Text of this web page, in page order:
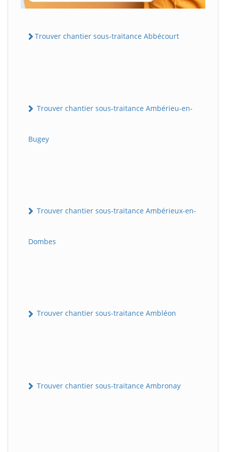
Trouver chantier sous-traitance Abbécourt
Trouver chantier sous-traitance Ambérieu-en-
Bugey
Trouver chantier sous-traitance Ambérieux-en-
Dombes
Trouver chantier sous-traitance Ambléon
Trouver chantier sous-traitance Ambronay